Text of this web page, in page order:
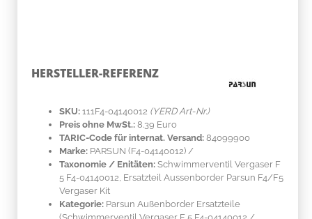
HERSTELLER-REFERENZ
SKU: 111F4-04140012 (YERD Art-Nr.)
Preis ohne MwSt.: 8.39 Euro
TARIC-Code für internat. Versand: 84099900
Marke: PARSUN (F4-04140012) /
Taxonomie / Enitäten: Schwimmerventil Vergaser F
5 F4-04140012, Ersatzteil Aussenborder Parsun F4/F5
Vergaser Kit
Kategorie: Parsun Außenborder Ersatzteile